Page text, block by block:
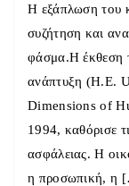
Η εξάπλωση του
συζήτηση και
φάσμα.Η έκθεση
ανάπτυξη (Η.Ε.
Dimensions of
1994, καθόρισε
ασφάλειας. Η
η προσωπική, η